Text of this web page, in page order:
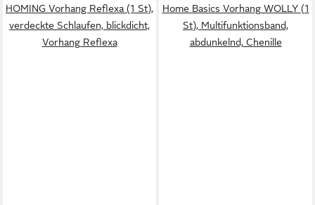
HOMING Vorhang Reflexa (1 St),
verdeckte Schlaufen, blickdicht,
Vorhang Reflexa
Home Basics Vorhang WOLLY (1
St), Multifunktionsband,
abdunkelnd, Chenille